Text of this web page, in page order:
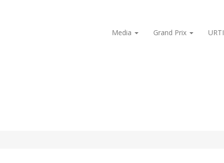
Media
Grand Prix URTI